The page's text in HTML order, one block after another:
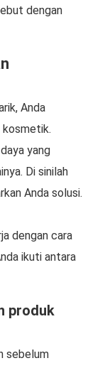
dengan
Anda
kosmetik.
yang
Di sinilah
Anda solusi.
dengan cara
ikuti antara
produk
sebelum